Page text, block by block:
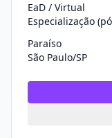
EaD / Virtual
Paraíso
São Paulo/SP